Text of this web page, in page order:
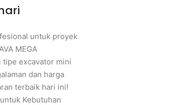
untuk proyek
MEGA
tipe excavator mini
dan harga
terbaik hari ini!
Kebutuhan